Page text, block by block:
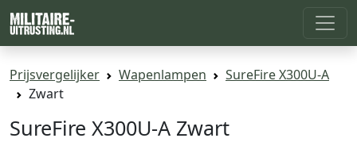
Prijsvergelijker Wapenlampen
SureFire X300U-A
Zwart
SureFire X300U-A Zwart